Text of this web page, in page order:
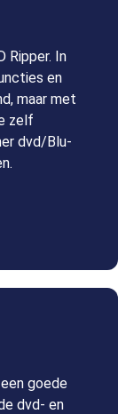
Ripper. In
en
maar met
zelf
dvd/Blu-
goede
dvd- en